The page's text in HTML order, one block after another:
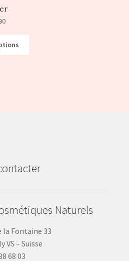
Naturels
la Fontaine 33
VS – Suisse
68 03